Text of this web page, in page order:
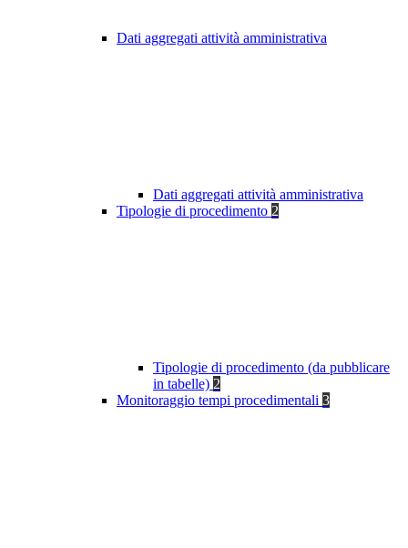
Dati aggregati attività amministrativa
Dati aggregati attività amministrativa
Tipologie di procedimento 2
Tipologie di procedimento (da pubblicare
in tabelle) 2
Monitoraggio tempi procedimentali 3